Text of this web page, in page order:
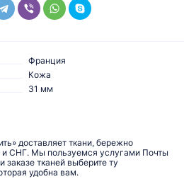
Франция
Кожа
31 мм
доставляет ткани, бережно
и СНГ. Мы пользуемся услугами Почты
тканей выберите ту
удобна вам.